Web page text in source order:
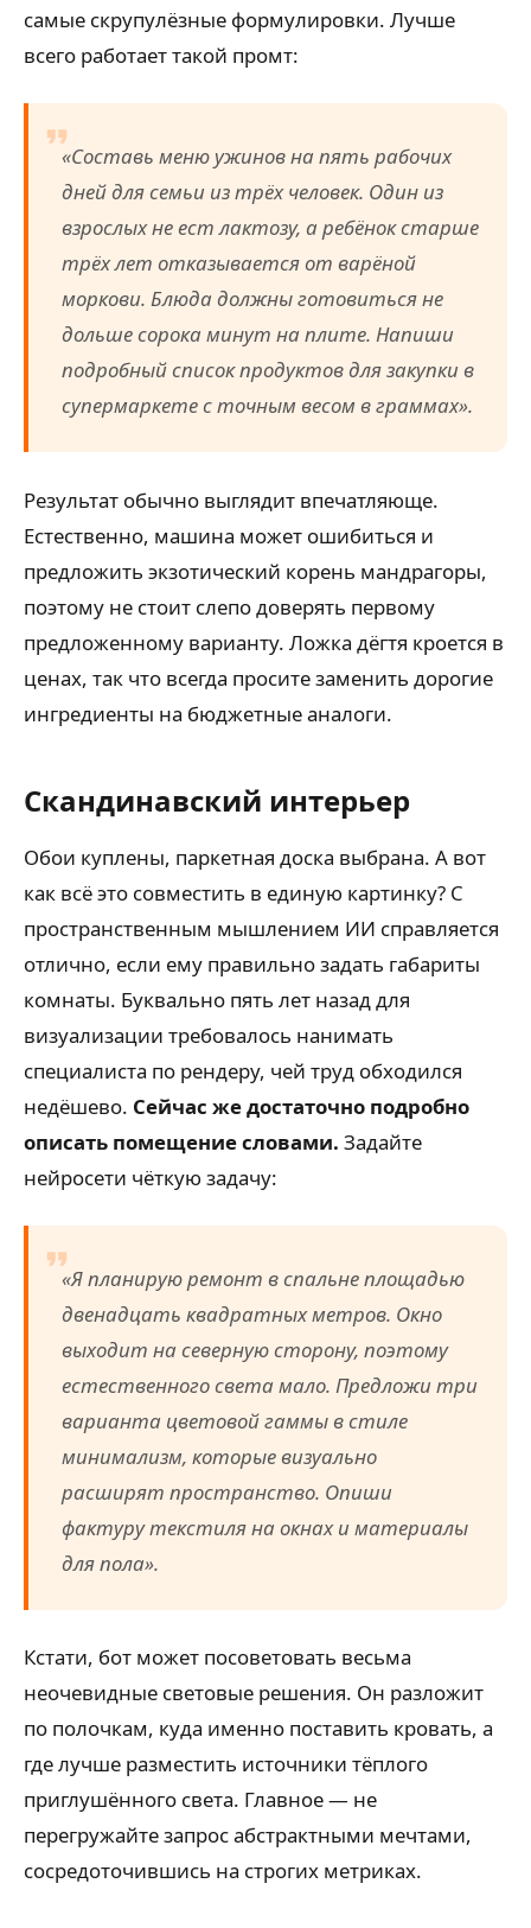
самые скрупулёзные формулировки. Лучше
всего работает такой промт:
«Составь меню ужинов на пять рабочих
дней для семьи из трёх человек. Один из
взрослых не ест лактозу, а ребёнок старше
трёх лет отказывается от варёной
моркови. Блюда должны готовиться не
дольше сорока минут на плите. Напиши
подробный список продуктов для закупки в
супермаркете с точным весом в граммах».
Результат обычно выглядит впечатляюще.
Естественно, машина может ошибиться и
предложить экзотический корень мандрагоры,
поэтому не стоит слепо доверять первому
предложенному варианту. Ложка дёгтя кроется в
ценах, так что всегда просите заменить дорогие
ингредиенты на бюджетные аналоги.
Скандинавский интерьер
Обои куплены, паркетная доска выбрана. А вот
как всё это совместить в единую картинку? С
пространственным мышлением ИИ справляется
отлично, если ему правильно задать габариты
комнаты. Буквально пять лет назад для
визуализации требовалось нанимать
специалиста по рендеру, чей труд обходился
недёшево. Сейчас же достаточно подробно
описать помещение словами. Задайте
нейросети чёткую задачу:
«Я планирую ремонт в спальне площадью
двенадцать квадратных метров. Окно
выходит на северную сторону, поэтому
естественного света мало. Предложи три
варианта цветовой гаммы в стиле
минимализм, которые визуально
расширят пространство. Опиши
фактуру текстиля на окнах и материалы
для пола».
Кстати, бот может посоветовать весьма
неочевидные световые решения. Он разложит
по полочкам, куда именно поставить кровать, а
где лучше разместить источники тёплого
приглушённого света. Главное — не
перегружайте запрос абстрактными мечтами,
сосредоточившись на строгих метриках.